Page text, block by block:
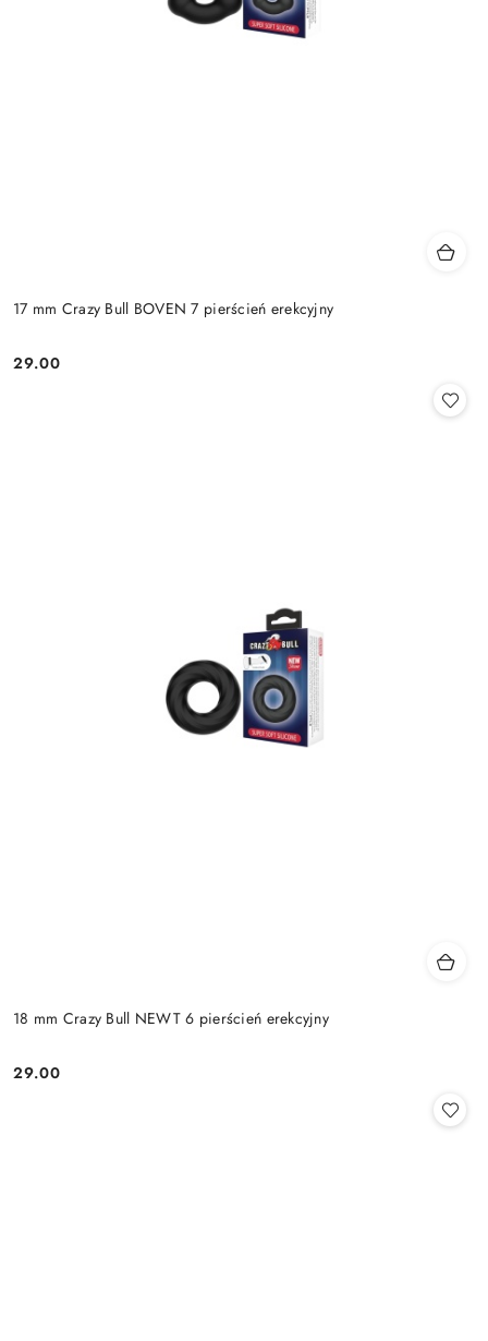
17 mm Crazy Bull BOVEN 7 pierścień erekcyjny
Cena:
29.00
18 mm Crazy Bull NEWT 6 pierścień erekcyjny
Cena:
29.00